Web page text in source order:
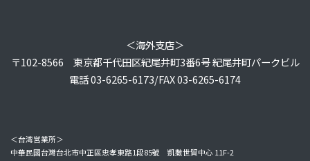
＜海外支店＞
〒102-8566 東京都千代田区紀尾井町3番6号 紀尾井町パークビル
電話 03-6265-6173/FAX 03-6265-6174
＜台湾営業所＞
中華民國台灣台北市中正區忠孝東路1段85號 凱撒世貿中心 11F-2